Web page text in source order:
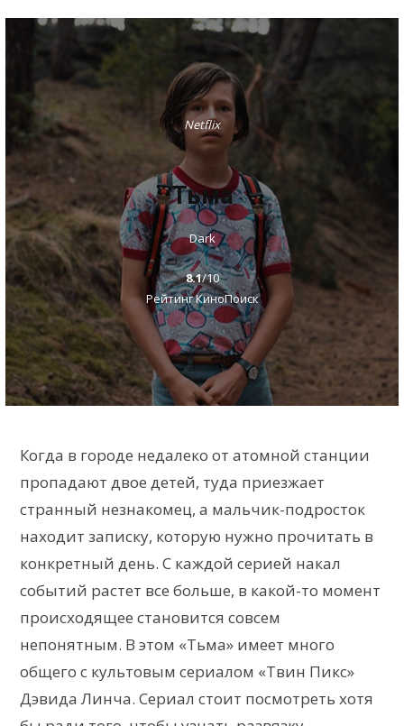
Netflix
Тьма
Dark
8.1/10
Рейтинг КиноПоиск
Когда в городе недалеко от атомной станции
пропадают двое детей, туда приезжает
странный незнакомец, а мальчик-подросток
находит записку, которую нужно прочитать в
конкретный день. С каждой серией накал
событий растет все больше, в какой-то момент
происходящее становится совсем
непонятным. В этом «Тьма» имеет много
общего с культовым сериалом «Твин Пикс»
Дэвида Линча. Сериал стоит посмотреть хотя